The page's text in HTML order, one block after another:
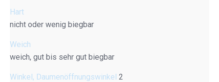
Hart
nicht oder wenig biegbar
Weich
weich, gut bis sehr gut biegbar
Winkel, Daumenöffnungswinkel 2